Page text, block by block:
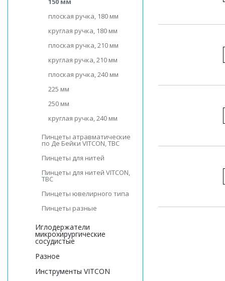
плоская ручка, 180 мм
круглая ручка, 180 мм
плоская ручка, 210 мм
круглая ручка, 210 мм
плоская ручка, 240 мм
225 мм
250 мм
круглая ручка, 240 мм
Пинцеты атравматические
по Де Бейки VITCON, ТВС
Пинцеты для нитей
Пинцеты для нитей VITCON,
ТВС
Пинцеты ювелирного типа
Пинцеты разные
Иглодержатели
микрохирургические
сосудистые
Разное
Инструменты VITCON